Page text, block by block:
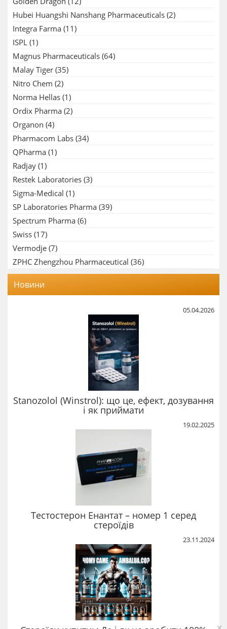
Hubei Huangshi Nanshang Pharmaceuticals (2)
Integra Farma (11)
ISPL (1)
Magnus Pharmaceuticals (64)
Malay Tiger (35)
Nitro Chem (2)
Norma Hellas (1)
Ordix Pharma (2)
Organon (4)
Pharmacom Labs (34)
QPharma (1)
Radjay (1)
Restek Laboratories (3)
Sigma-Medical (1)
SP Laboratories Pharma (39)
Spectrum Pharma (6)
Swiss (17)
Vermodje (7)
ZPHC Zhengzhou Pharmaceutical (36)
Новини
05.04.2026
Stanozolol (Winstrol): що це, ефект, дозування
і як приймати
19.02.2025
Тестостерон Енантат – номер 1 серед
стероїдів
23.11.2024